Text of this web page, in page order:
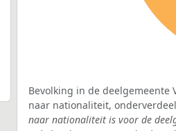
Bevolking in de deelgemeente
naar nationaliteit,
naar nationaliteit is voor de